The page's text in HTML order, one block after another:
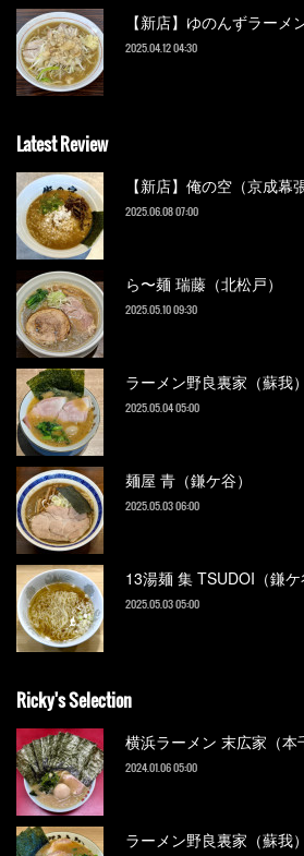
【新店】ゆのんずラーメ
2025.04.12 04:30
Latest Review
【新店】俺の空（京成幕張
2025.06.08 07:00
ら〜麺 瑞藤（北松戸）
2025.05.10 09:30
ラーメン野良裏家（蘇我）
2025.05.04 05:00
麺屋 青（鎌ケ谷）
2025.05.03 06:00
13湯麺 集 TSUDOI（鎌ケ
2025.05.03 05:00
Ricky's Selection
横浜ラーメン 末広家（本
2024.01.06 05:00
ラーメン野良裏家（蘇我）